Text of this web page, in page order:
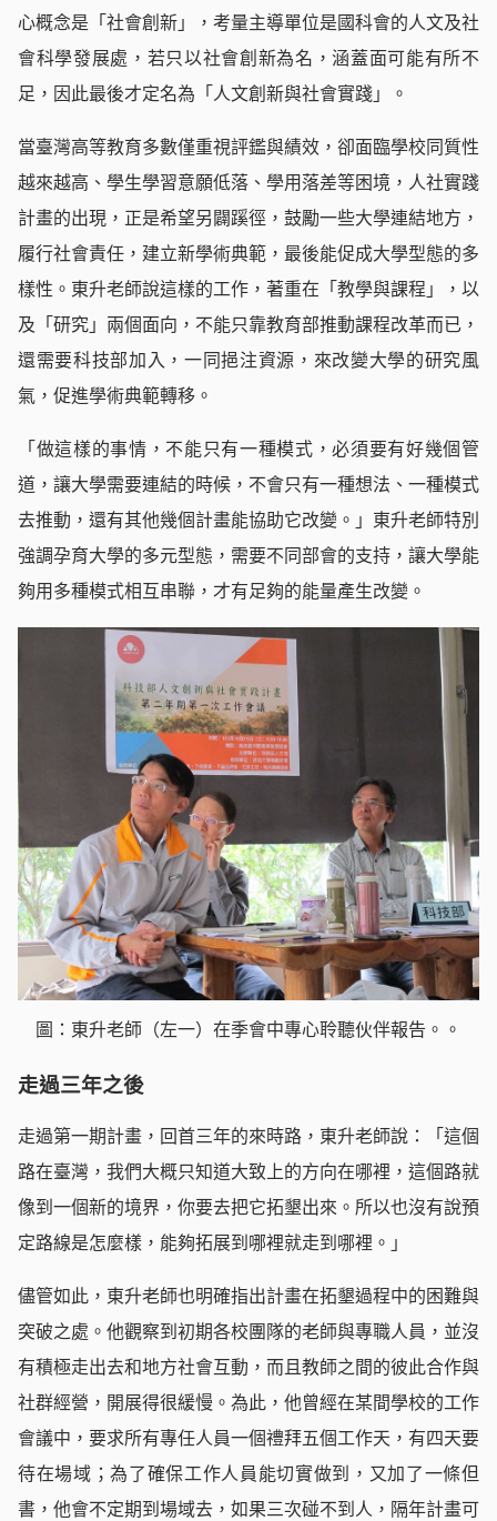
心概念是「社會創新」，考量主導單位是國科會的人文及社
會科學發展處，若只以社會創新為名，涵蓋面可能有所不
足，因此最後才定名為「人文創新與社會實踐」。
當臺灣高等教育多數僅重視評鑑與績效，卻面臨學校同質性
越來越高、學生學習意願低落、學用落差等困境，人社實踐
計畫的出現，正是希望另闢蹊徑，鼓勵一些大學連結地方，
履行社會責任，建立新學術典範，最後能促成大學型態的多
樣性。東升老師說這樣的工作，著重在「教學與課程」，以
及「研究」兩個面向，不能只靠教育部推動課程改革而已，
還需要科技部加入，一同挹注資源，來改變大學的研究風
氣，促進學術典範轉移。
「做這樣的事情，不能只有一種模式，必須要有好幾個管
道，讓大學需要連結的時候，不會只有一種想法、一種模式
去推動，還有其他幾個計畫能協助它改變。」東升老師特別
強調孕育大學的多元型態，需要不同部會的支持，讓大學能
夠用多種模式相互串聯，才有足夠的能量產生改變。
圖：東升老師（左一）在季會中專心聆聽伙伴報告。。
走過三年之後
走過第一期計畫，回首三年的來時路，東升老師說：「這個
路在臺灣，我們大概只知道大致上的方向在哪裡，這個路就
像到一個新的境界，你要去把它拓墾出來。所以也沒有說預
定路線是怎麼樣，能夠拓展到哪裡就走到哪裡。」
儘管如此，東升老師也明確指出計畫在拓墾過程中的困難與
突破之處。他觀察到初期各校團隊的老師與專職人員，並沒
有積極走出去和地方社會互動，而且教師之間的彼此合作與
社群經營，開展得很緩慢。為此，他曾經在某間學校的工作
會議中，要求所有專任人員一個禮拜五個工作天，有四天要
待在場域；為了確保工作人員能切實做到，又加了一條但
書，他會不定期到場域去，如果三次碰不到人，隔年計畫可